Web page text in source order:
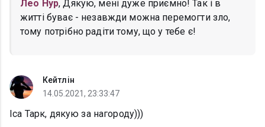
Лео Нур, Дякую, мені дуже приємно! Так і в
житті буває - незавжди можна перемогти зло,
тому потрібно радіти тому, що у тебе є!
Кейтлін
14.05.2021, 23:33:47
Іса Тарк, дякую за нагороду)))